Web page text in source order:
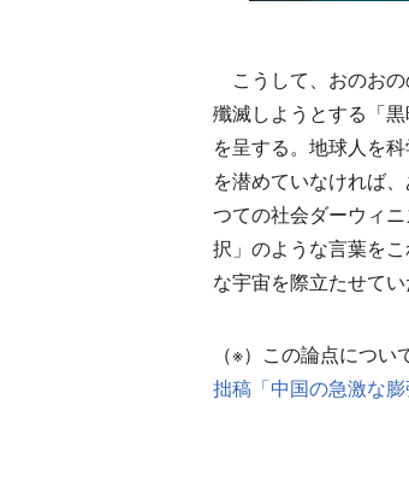
こうして、おのお
殲滅しようとする「
を呈する。地球人を
を潜めていなければ
つての社会ダーウィ
択」のような言葉を
な宇宙を際立たせてい
（※）この論点につい
拙稿「中国の急激な